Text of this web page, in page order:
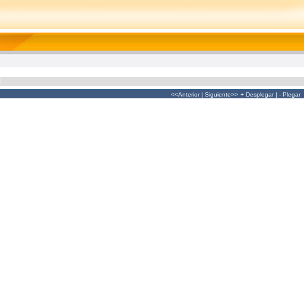
<<Anterior| Siguiente>> + Desplegar| - Plegar